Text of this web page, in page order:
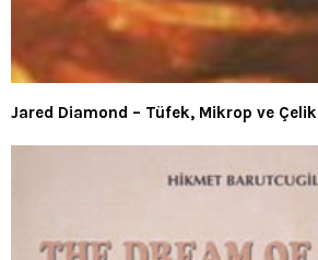
Jared Diamond – Tüfek, Mikrop ve Çelik